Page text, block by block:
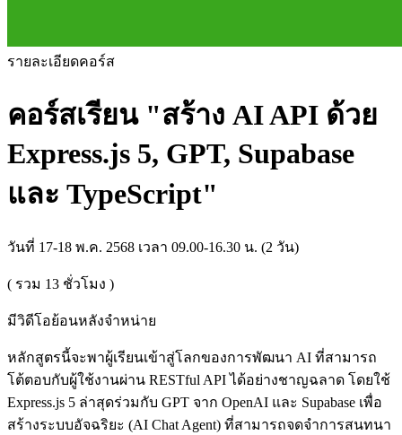
รายละเอียดคอร์ส
คอร์สเรียน "สร้าง AI API ด้วย
Express.js 5, GPT, Supabase
และ TypeScript"
วันที่ 17-18 พ.ค. 2568 เวลา 09.00-16.30 น. (2 วัน)
( รวม 13 ชั่วโมง )
มีวิดีโอย้อนหลังจำหน่าย
หลักสูตรนี้จะพาผู้เรียนเข้าสู่โลกของการพัฒนา AI ที่สามารถ
โต้ตอบกับผู้ใช้งานผ่าน RESTful API ได้อย่างชาญฉลาด โดยใช้
Express.js 5 ล่าสุดร่วมกับ GPT จาก OpenAI และ Supabase เพื่อ
สร้างระบบอัจฉริยะ (AI Chat Agent) ที่สามารถจดจำการสนทนา